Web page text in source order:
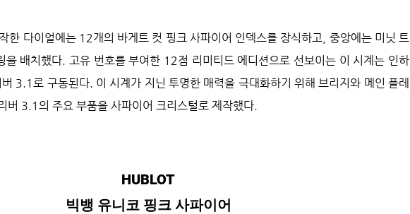
한 다이얼에는 12개의 바게트 컷 핑크 사파이어 인덱스를 장식하고, 중앙에는 미닛 트
을 배치했다. 고유 번호를 부여한 12점 리미티드 에디션으로 선보이는 이 시계는 인하
3.1로 구동된다. 이 시계가 지닌 투명한 매력을 극대화하기 위해 브리지와 메인 플레
버 3.1의 주요 부품을 사파이어 크리스털로 제작했다.
HUBLOT
빅뱅 유니코 핑크 사파이어